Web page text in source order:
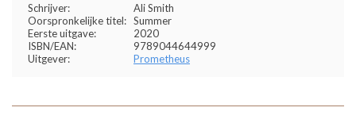
Schrijver:
Ali Smith
Oorspronkelijke titel: Summer
Eerste uitgave:
2020
ISBN/EAN:
9789044644999
Uitgever:
Prometheus